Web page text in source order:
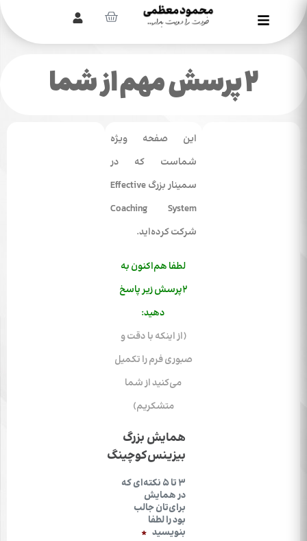
۲ پرسش‌ مهم از شما
این صفحه ویژه
شماست که در
سمینار بزرگ Effective
Coaching System
شرکت کرده‌اید.
لطفا هم‌اکنون به
۲پرسش‌ زیر پاسخ
دهید:
(از اینکه با دقت و
صبوری فرم را تکمیل
می‌کنید از شما
متشکریم)
همایش بزرگ
بیزینس‌کوچینگ
۳ تا ۵ نکته‌ای که
در همایش
برای‌تان جالب
بود را لطفا
بنویسید *